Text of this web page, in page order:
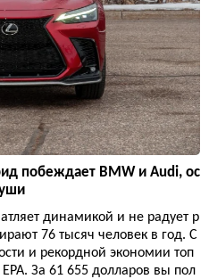
побеждает BMW и Audi, ос
динамикой и не радует р
76 тысяч человек в год. С
и рекордной экономии топ
За 61 655 долларов вы пол